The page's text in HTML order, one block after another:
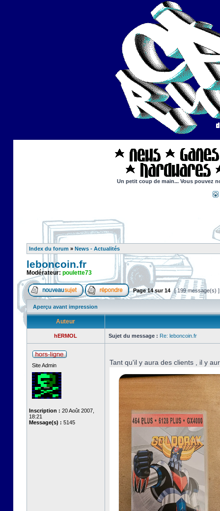
Un petit coup de main... Vous pouvez
Index du forum » News - Actualités
leboncoin.fr
Modérateur: poulette73
Page14sur14 [ 199 message(s)
Aperçu avant impression
Auteur
hERMOL Sujet du message : Re: leboncoin.fr
Site Admin
Inscription : 20 Août 2007,
18:21
Message(s) : 5145
Tant qu'il y aura des clients , il y